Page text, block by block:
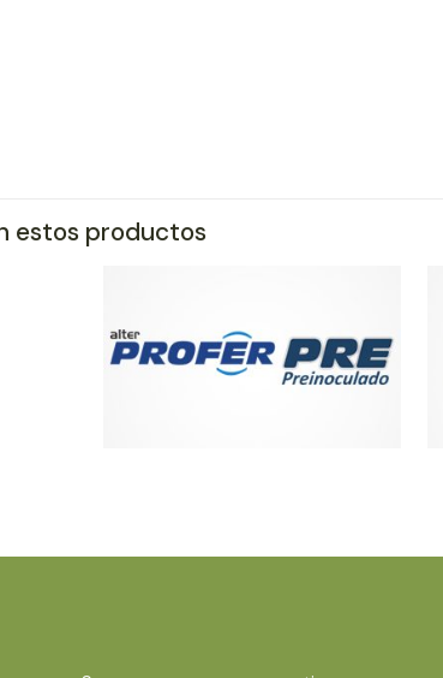
estos productos